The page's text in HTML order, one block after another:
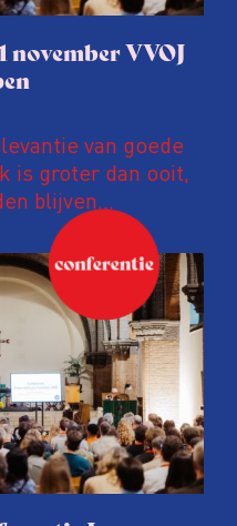
november VVOJ
van goede
is groter dan ooit,
blijven
VVOJ
De
een eerlijke
van ons vak.